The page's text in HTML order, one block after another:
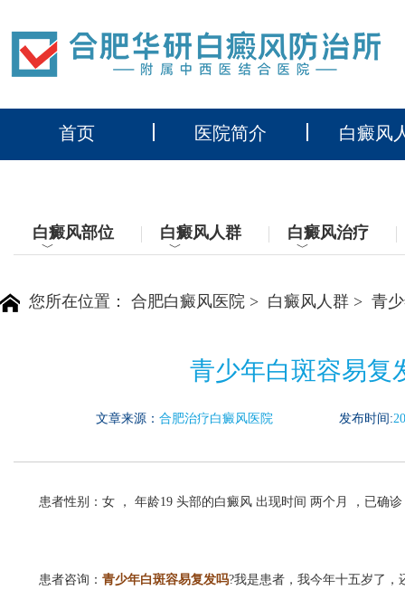
首页 医院简介 白癜风
白癜风部位
﹀
白癜风人群
﹀
白癜风治疗
﹀
您所在位置： 合肥白癜风医院 > 白癜风人群 > 青
青少年白斑容易复
文章来源： 合肥治疗白癜风医院 发布时间:
患者性别：女 ， 年龄19 头部的白癜风 出现时间 两个月 ，已确诊
患者咨询： 青少年白斑容易复发吗?我是患者，我今年十五岁了